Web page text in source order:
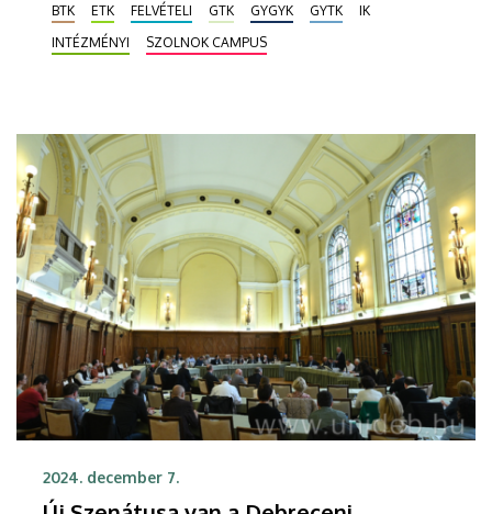
Siófokon indul majd idén szeptembertől. A
felvételizők február 15-ig adhatják be
BTK ETK FELVÉTELI GTK GYGYK GYTK
IK
INTÉZMÉNYI
SZOLNOK CAMPUS
2024. december 7.